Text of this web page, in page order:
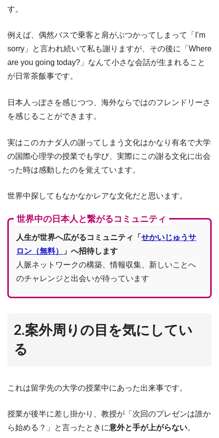
す。
例えば、偶然バスで乗客と肩がぶつかってしまって「I’m
sorry」と言われ続いて私も謝りますが、その後に「Where
are you going today?」なんて小さな会話が生まれること
が日常茶飯事です。
日本人っぽさを感じつつ、海外ならではのフレンドリーさ
を感じることができます。
実はこのカナダ人の謝ってしまう文化はかなり有名で大学
の国際心理学の授業でも学び、実際にこの謝る文化に出会
った時は感動したのを覚えています。
世界中探してもなかなかレアな文化だと思います。
世界中の日本人と繋がるコミュニティ
人生が世界へ広がるコミュニティ「せかいじゅうサ
ロン（無料）
」へ招待します
人脈ネットワークの構築、情報収集、新しいことへ
のチャレンジと出会いが待っています
2.案外周りの目を気にしてい
る
これは留学先の大学の授業中にあった出来事です。
授業が後半に差し掛かり、教授が「次回のプレゼンは誰か
ら始める？」と言ったときに意外と手が上がらない。